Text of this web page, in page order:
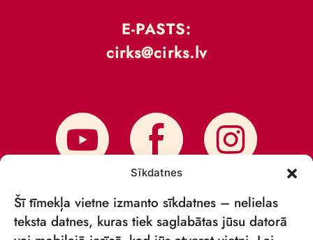
Sīkdatnes
Šī tīmekļa vietne izmanto sīkdatnes – nelielas
teksta datnes, kuras tiek saglabātas jūsu datorā
E-PASTS:
cirks@cirks.lv